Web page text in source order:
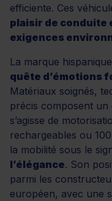
efficiente. Ces
plaisir de conduite
exigences
La marque
quête d’émotions
Matériaux soignés,
précis composent un
s’agisse de
rechargeables ou
la mobilité sous le
l’élégance. Son
parmi les
européen, avec une